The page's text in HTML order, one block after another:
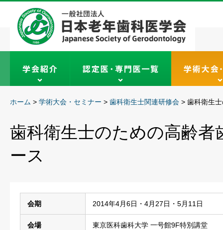
ホーム > 学術大会・セミナー > 歯科衛生士関連研修会 > 歯科衛生
歯科衛生士のための高齢者
ース
会期 2014年4月6日・4月27日・5月11日
会場 東京医科歯科大学 一号館9F特別講堂